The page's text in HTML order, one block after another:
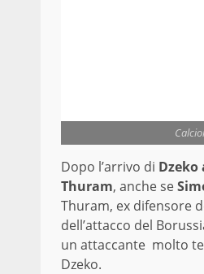
Dopo l’arrivo di Dzeko
Thuram, anche se
Thuram, ex difensore
dell’attacco del
un attaccante molto
Dzeko.